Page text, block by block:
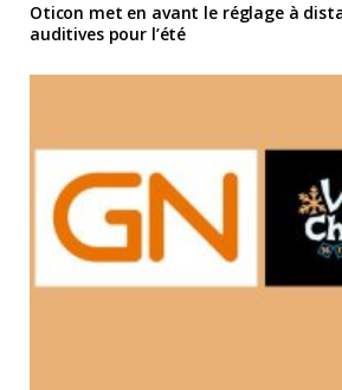
Oticon met en avant le réglage à
auditives pour l’été